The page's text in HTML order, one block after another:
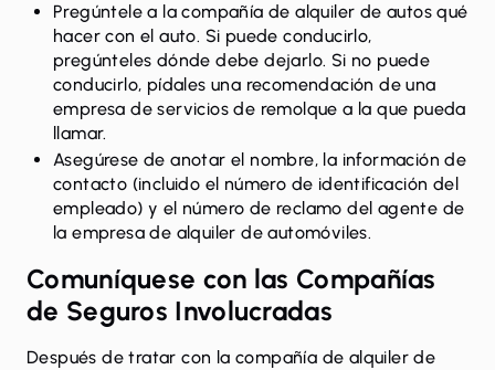
Pregúntele a la compañía de alquiler de autos qué
hacer con el auto. Si puede conducirlo,
pregúnteles dónde debe dejarlo. Si no puede
conducirlo, pídales una recomendación de una
empresa de servicios de remolque a la que pueda
llamar.
Asegúrese de anotar el nombre, la información de
contacto (incluido el número de identificación del
empleado) y el número de reclamo del agente de
la empresa de alquiler de automóviles.
Comuníquese con las Compañías
de Seguros Involucradas
Después de tratar con la compañía de alquiler de